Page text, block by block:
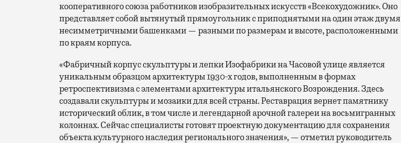
кооперативного союза работников изобразительных искусств «Всекохудожник». Оно
представляет собой вытянутый прямоугольник с приподнятыми на один этаж двумя
несимметричными башенками — разными по размерам и высоте, расположенными
по краям корпуса.
«Фабричный корпус скульптуры и лепки Изофабрики на Часовой улице является
уникальным образцом архитектуры 1930-х годов, выполненным в формах
ретроспективизма с элементами архитектуры итальянского Возрождения. Здесь
создавали скульптуры и мозаики для всей страны. Реставрация вернет памятнику
исторический облик, в том числе и легендарной арочной галереи на восьмигранных
колоннах. Сейчас специалисты готовят проектную документацию для сохранения
объекта культурного наследия регионального значения», — отметил руководитель